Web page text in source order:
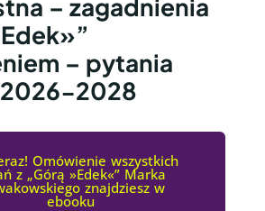
– zagadnienia
– pytania
2028
Omówienie wszystkich
z „Górą »Edek«” Marka
znajdziesz w
ebooku